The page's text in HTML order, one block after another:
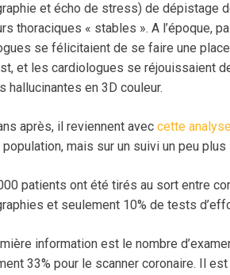
et écho de stress) de dépistage
thoraciques « stables ». A l’époque,
se félicitaient de se faire une
et les cardiologues se réjouissaient
hallucinantes en 3D couleur.
après, il reviennent avec cette
mais sur un suivi un peu
patients ont été tirés au sort entre
et seulement 10% de tests
information est le nombre
33% pour le scanner coronaire. Il